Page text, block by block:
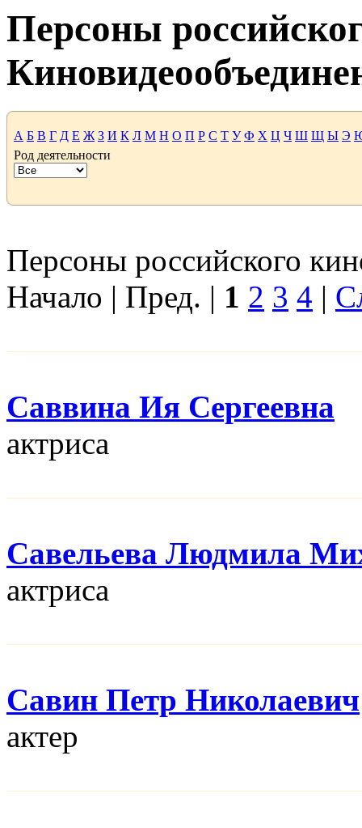
Персоны
А Б В Г Д Е Ж З И К Л М Н О П Р С Т У Ф Х Ц Ч Ш Щ Ы Э
Род деятельности
Персоны российского
Начало | Пред. | 1 2 3 4 |
Саввина Ия Сергеевна
актриса
Савельева Людмила
актриса
Савин Петр Николаевич
актер